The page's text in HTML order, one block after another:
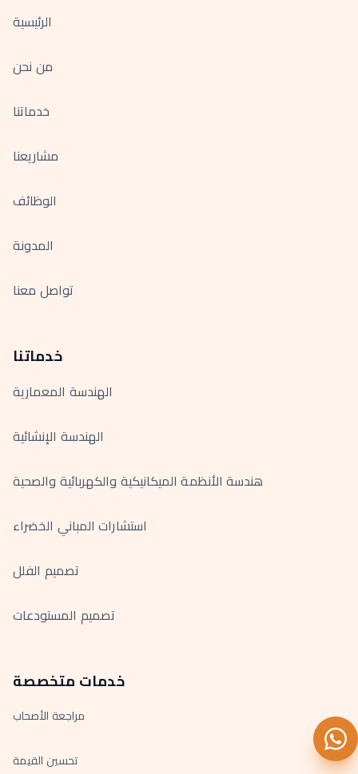
الرئيسية
من نحن
خدماتنا
مشاريعنا
الوظائف
المدونة
تواصل معنا
خدماتنا
الهندسة المعمارية
الهندسة الإنشائية
هندسة الأنظمة الميكانيكية والكهربائية والصحية
استشارات المباني الخضراء
تصميم الفلل
تصميم المستودعات
خدمات متخصصة
مراجعة الأصحاب
تحسين القيمة